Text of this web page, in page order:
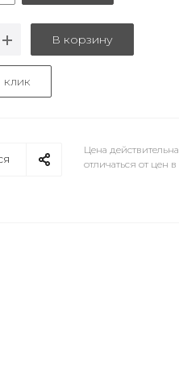
В корзину
клик
Цена
отличаться от цен